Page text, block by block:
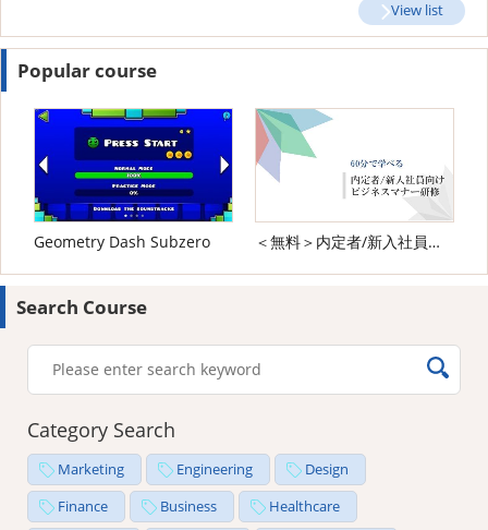
View list
Popular course
Geometry Dash Subzero ＜無料＞内定者/新入社員向け ビジネスマナー研修
Search Course
Category Search
Marketing Engineering
Design
Finance
Business
Healthcare